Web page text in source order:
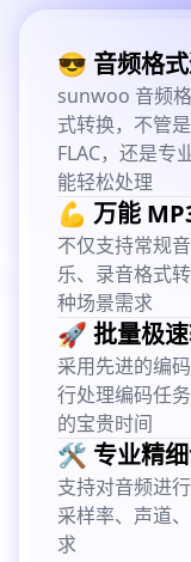
😎 音频格
sunwoo 音频
式转换，不管
FLAC，还是专
能轻松处理
💪 万能
不仅支持常规
乐、录音格式
种场景需求
🚀 批量极
采用先进的编
行处理编码任
的宝贵时间
🛠️ 专业精细
支持对音频进
采样率、声道
求